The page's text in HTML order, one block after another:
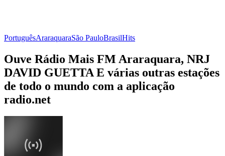
PortuguêsAraraquaraSão PauloBrasilHits
Ouve Rádio Mais FM Araraquara, NRJ
DAVID GUETTA E várias outras estações
de todo o mundo com a aplicação
radio.net